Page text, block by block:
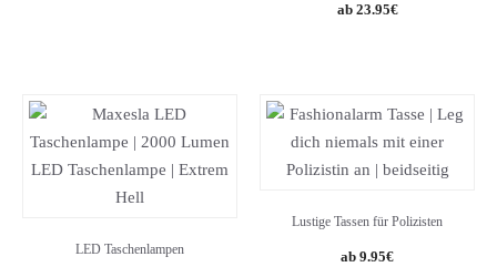
Original
23.95€Current
LED Taschenlampen
Lustige Tassen für Polizisten
9.95€